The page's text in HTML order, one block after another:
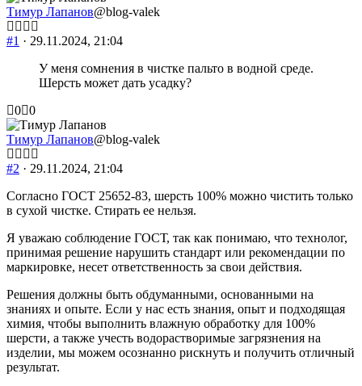
Тимур Лапанов@blog-valek
#1 · 29.11.2024, 21:04
У меня сомнения в чистке пальто в водной среде.
Шерсть может дать усадку?
Голосуйте
-
палец
вниз.
0 Голосуйте
-
палец
вверх.
0
Тимур Лапанов@blog-valek
#2 · 29.11.2024, 21:04
Согласно ГОСТ 25652-83, шерсть 100% можно чистить только
в сухой чистке. Стирать ее нельзя.
Я уважаю соблюдение ГОСТ, так как понимаю, что технолог,
принимая решение нарушить стандарт или рекомендации по
маркировке, несет ответственность за свои действия.
Решения должны быть обдуманными, основанными на
знаниях и опыте. Если у нас есть знания, опыт и подходящая
химия, чтобы выполнить влажную обработку для 100%
шерсти, а также учесть водорастворимые загрязнения на
изделии, мы можем осознанно рискнуть и получить отличный
результат.